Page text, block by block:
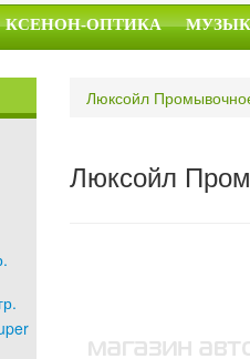
КСЕНОН-ОПТИКА
Люксойл
Люксойл